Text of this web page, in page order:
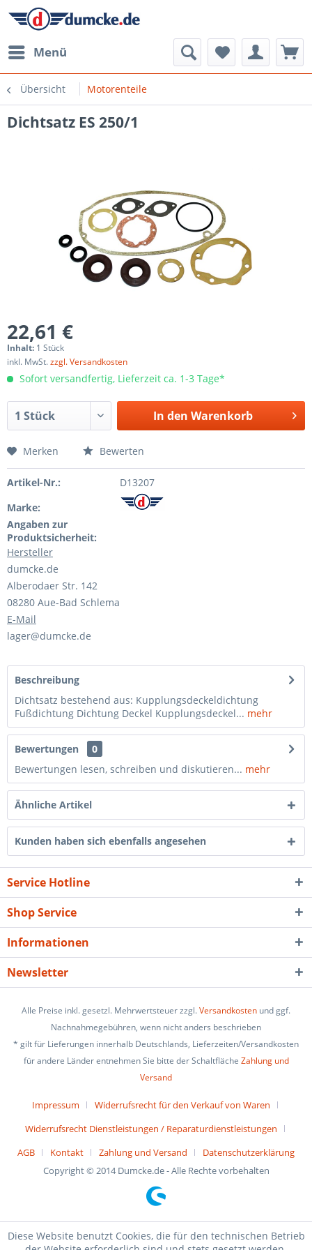
Menü
Übersicht Motorenteile
Dichtsatz ES 250/1
22,61 €
Inhalt: 1 Stück
inkl. MwSt.zzgl. Versandkosten
Sofort versandfertig, Lieferzeit ca. 1-3 Tage*
In den Warenkorb
Merken Bewerten
Artikel-Nr.:
D13207
Marke:
Angaben zur
Produktsicherheit:
Hersteller
dumcke.de
Alberodaer Str. 142
08280 Aue-Bad Schlema
E-Mail
lager@dumcke.de
Beschreibung
Dichtsatz bestehend aus: Kupplungsdeckeldichtung
Fußdichtung Dichtung Deckel Kupplungsdeckel... mehr
Bewertungen
0
Bewertungen lesen, schreiben und diskutieren... mehr
Ähnliche Artikel
Kunden haben sich ebenfalls angesehen
Service Hotline
Shop Service
Informationen
Newsletter
Alle Preise inkl. gesetzl. Mehrwertsteuer zzgl.Versandkosten und ggf.
Nachnahmegebühren, wenn nicht anders beschrieben
* gilt für Lieferungen innerhalb Deutschlands, Lieferzeiten/Versandkosten
für andere Länder entnehmen Sie bitte der Schaltfläche Zahlung und
Versand
Impressum
Widerrufsrecht für den Verkauf von Waren
Widerrufsrecht Dienstleistungen / Reparaturdienstleistungen
AGB
Kontakt Zahlung und Versand
Datenschutzerklärung
Copyright © 2014 Dumcke.de - Alle Rechte vorbehalten
Diese Website benutzt Cookies, die für den technischen Betrieb